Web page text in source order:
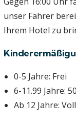
unser Fahrer
Ihrem Hotel zu
0-5 Jahre: Frei
6-11.99 Jahre:
Ab 12 Jahre: